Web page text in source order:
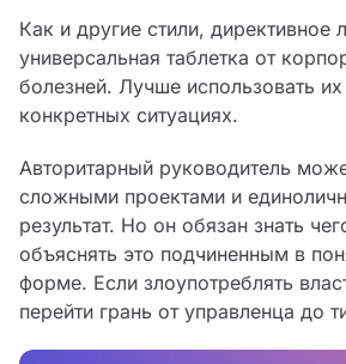
Как и другие стили, директивное
универсальная таблетка от
болезней. Лучше использовать
конкретных ситуациях.
Авторитарный руководитель
сложными проектами и
результат. Но он обязан знать
объяснять это подчиненным в
форме. Если злоупотреблять
перейти грань от управленца до